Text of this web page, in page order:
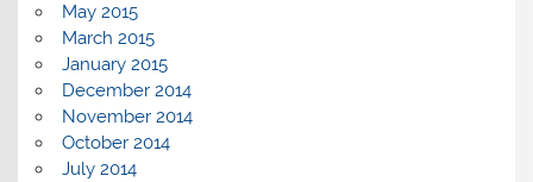
May 2015
March 2015
January 2015
December 2014
November 2014
October 2014
July 2014